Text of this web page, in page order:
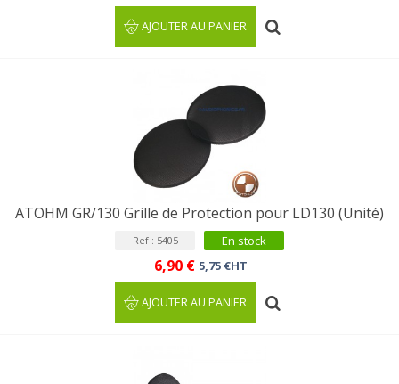
AJOUTER AU PANIER
ATOHM GR/130 Grille de Protection pour LD130 (Unité)
Ref : 5405 En stock
6,90 € 5,75 €HT
AJOUTER AU PANIER